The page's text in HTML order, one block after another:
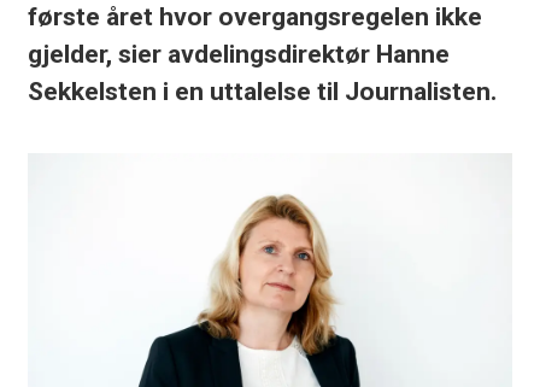
første året hvor overgangsregelen ikke
gjelder, sier avdelingsdirektør Hanne
Sekkelsten i en uttalelse til Journalisten.